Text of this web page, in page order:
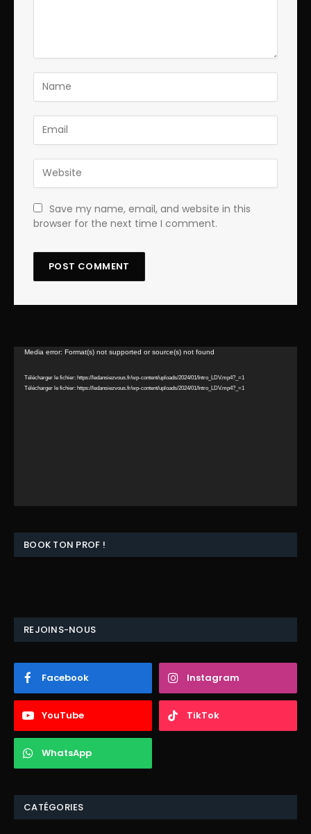
Save my name, email, and website in this
browser for the next time I comment.
Lecteur
Media error: Format(s) not supported or source(s) not found
Télécharger le fichier: https://ledansiezvous.fr/wp-content/uploads/2024/01/Intro_LDV.mp4?_=1
Télécharger le fichier: https://ledansiezvous.fr/wp-content/uploads/2024/01/Intro_LDV.mp4?_=1
BOOK TON PROF !
REJOINS-NOUS
Facebook Instagram
YouTube TikTok
WhatsApp
CATÉGORIES